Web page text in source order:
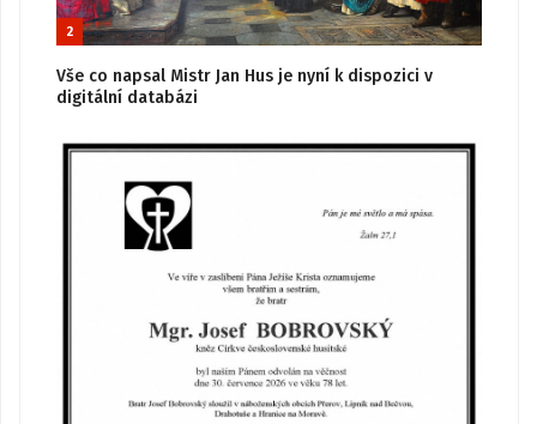
2
Vše co napsal Mistr Jan Hus je nyní k dispozici v
digitální databázi